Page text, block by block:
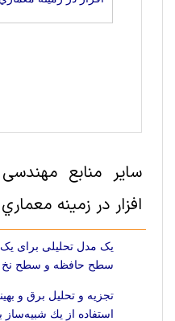
‌افزار در زمینه معماري GPU
سطح حافظه و سطح نخ
استفاده از يك